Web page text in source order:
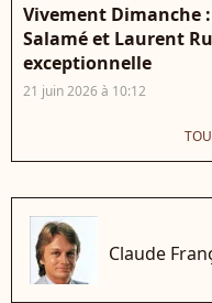
Vivement Dimanche
Salamé et Laurent
exceptionnelle
21 juin 2026 à 10:12
Claude